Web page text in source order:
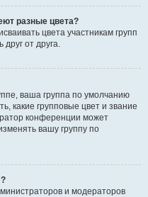
разные цвета?
цвета участникам групп
от друга.
ваша группа по умолчанию
какие групповые цвет и звание
конференции может
вашу группу по
и модераторов